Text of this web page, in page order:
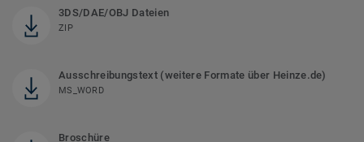
3DS/DAE/OBJ Dateien
ZIP
Ausschreibungstext (weitere Formate über Heinze.de)
MS_WORD
Broschüre